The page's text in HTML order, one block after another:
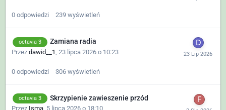
0 odpowiedzi 239 wyświetleń
octavia 3 Zamiana radia
Przez dawid__1 23 lipca 2026 o 10:23
0 odpowiedzi 306 wyświetleń
octavia 3 Skrzypienie zawieszenie przód
Przez Isma 5 lipca 2026 o 18:10